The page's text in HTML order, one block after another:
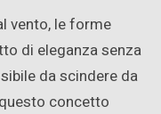
vento, le forme
di eleganza senza
da scindere da
concetto